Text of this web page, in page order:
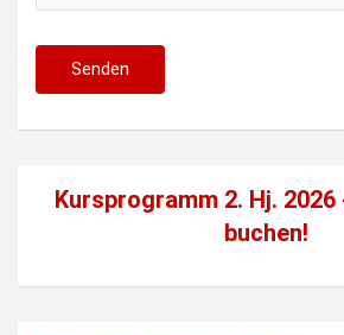
Kursprogramm 2. Hj.
buchen!